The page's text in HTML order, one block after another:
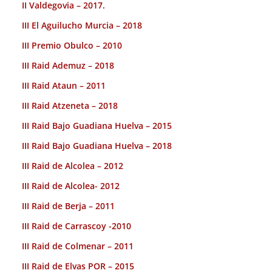
II Valdegovia – 2017.
III El Aguilucho Murcia – 2018
III Premio Obulco – 2010
III Raid Ademuz – 2018
III Raid Ataun – 2011
III Raid Atzeneta – 2018
III Raid Bajo Guadiana Huelva – 2015
III Raid Bajo Guadiana Huelva – 2018
III Raid de Alcolea – 2012
III Raid de Alcolea- 2012
III Raid de Berja – 2011
III Raid de Carrascoy -2010
III Raid de Colmenar – 2011
III Raid de Elvas POR – 2015